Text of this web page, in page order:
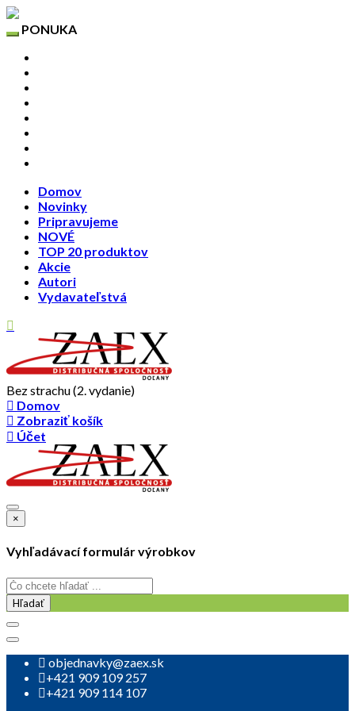
PONUKA
Domov
Novinky
Pripravujeme
NOVÉ
TOP 20 produktov
Akcie
Autori
Vydavateľstvá
Bez strachu (2. vydanie)
Domov
Zobraziť košík
Účet
×
Vyhľadávací formulár výrobkov
Hľadať
objednavky@zaex.sk
+421 909 109 257
+421 909 114 107